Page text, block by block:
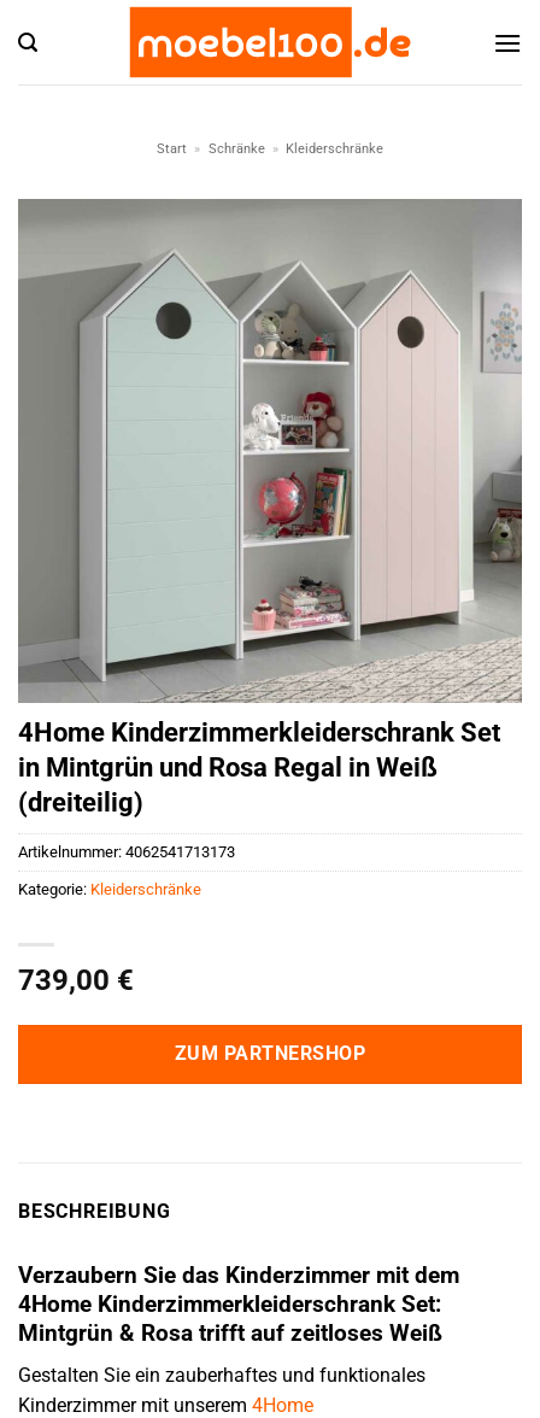
Inhalt
Start » Schränke » Kleiderschränke
4Home Kinderzimmerkleiderschrank Set
in Mintgrün und Rosa Regal in Weiß
(dreiteilig)
739,00 €
ZUM PARTNERSHOP
Artikelnummer: 4062541713173
Kategorie: Kleiderschränke
BESCHREIBUNG
Verzaubern Sie das Kinderzimmer mit dem
4Home Kinderzimmerkleiderschrank Set:
Mintgrün & Rosa trifft auf zeitloses Weiß
Gestalten Sie ein zauberhaftes und funktionales
Kinderzimmer mit unserem 4Home